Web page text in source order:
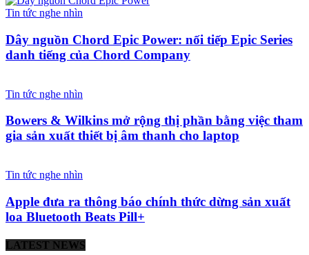
Tin tức nghe nhìn
Dây nguồn Chord Epic Power: nối tiếp Epic Series
danh tiếng của Chord Company
Tin tức nghe nhìn
Bowers & Wilkins mở rộng thị phần bằng việc tham
gia sản xuất thiết bị âm thanh cho laptop
Tin tức nghe nhìn
Apple đưa ra thông báo chính thức dừng sản xuất
loa Bluetooth Beats Pill+
LATEST NEWS